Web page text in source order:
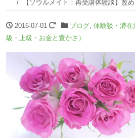
【ソウルメイト：再受講体験談】改
2016-07-01 ブログ, 体験談・潜在
級・上級・お金と豊かさ）